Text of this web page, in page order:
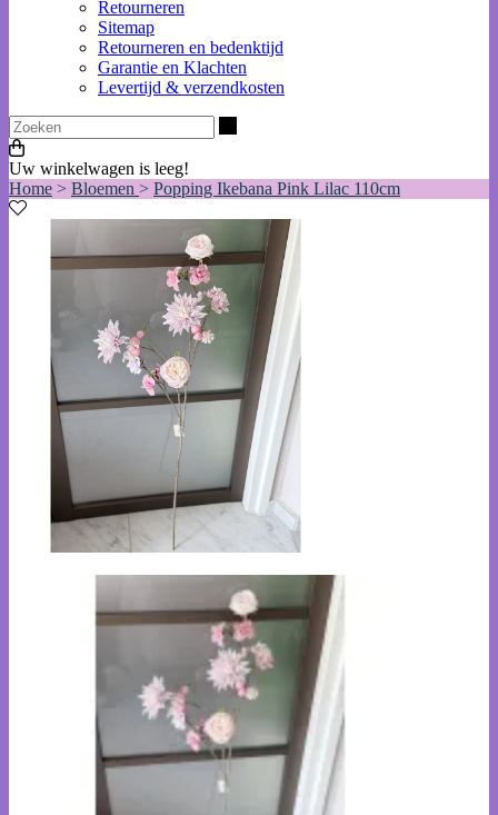
Retourneren
Sitemap
Retourneren en bedenktijd
Garantie en Klachten
Levertijd & verzendkosten
Uw winkelwagen is leeg!
Home > Bloemen > Popping Ikebana Pink Lilac 110cm